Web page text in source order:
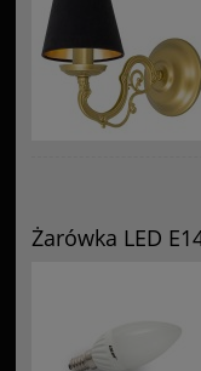
Żarówka LED